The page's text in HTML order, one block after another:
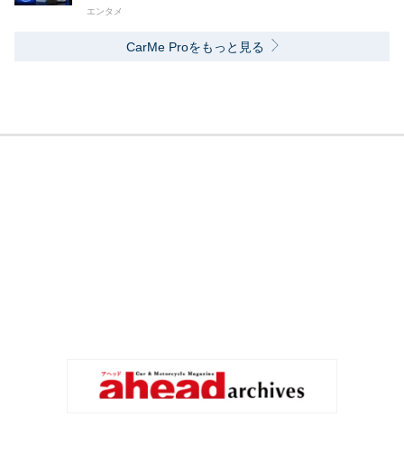
エンタメ
CarMe Proをもっと見る